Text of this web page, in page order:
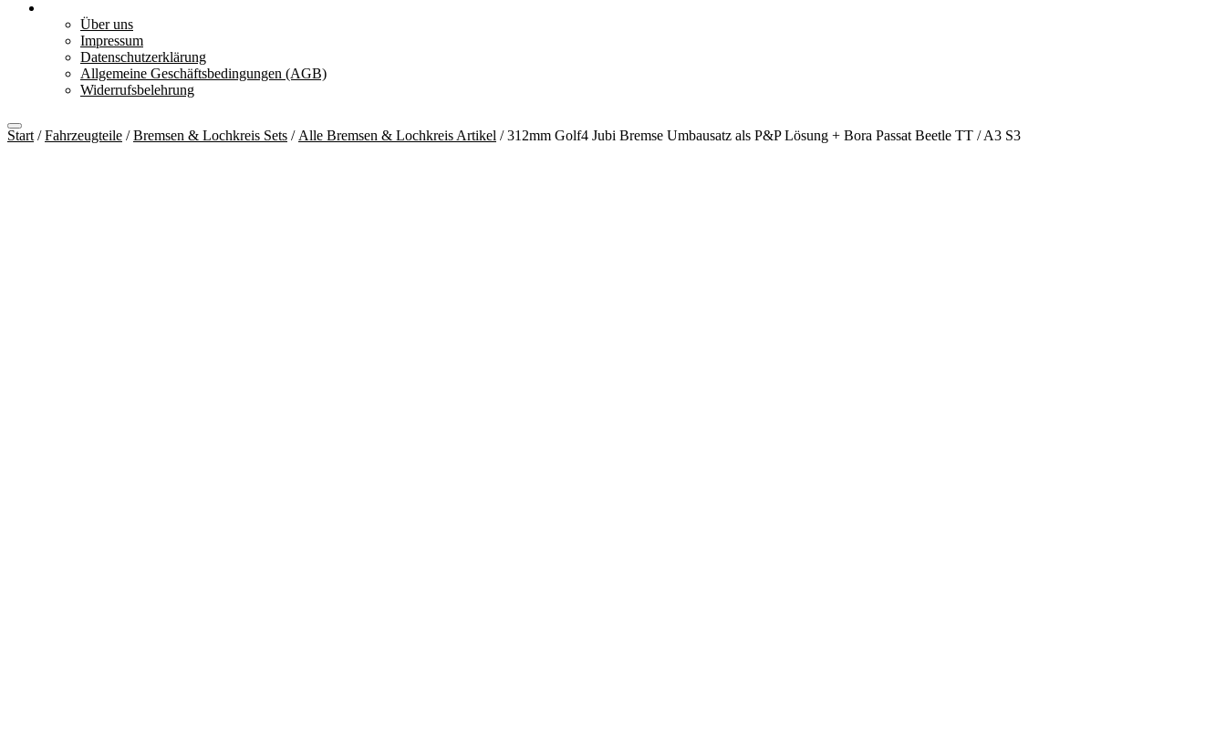
Über uns
Impressum
Datenschutzerklärung
Allgemeine Geschäftsbedingungen (AGB)
Widerrufsbelehrung
Start /Fahrzeugteile /Bremsen & Lochkreis Sets / Alle Bremsen & Lochkreis Artikel / 312mm Golf4 Jubi Bremse Umbausatz als P&P Lösung + Bora Passat Beetle TT / A3 S3